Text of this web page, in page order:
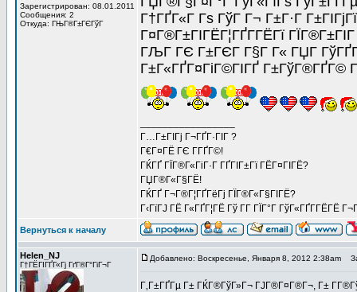
Зарегистрирован: 08.01.2011
Сообщения: 2
Откуда: ГЊГ®Г±ГЄГўГ
Г†ГҐГ«Г Гѕ ГўГ Г¬ Г±Г·Г
Г¤Г®Г±ГІГЁГ¦ГҐГ­ГЁГї
ГЉГ ГЄ Г±ГЄГ Г§Г Г« ГЏГ
Г±Г«ГҐГ¤ГіГ©ГІГҐ Г±ГўГ®ГҐГ©
Г…Г±ГІГј Г¬ГҐГ·ГІГ ?
Г€Г¤ГЁ ГЄ Г­ГҐГ©!
ГЌГҐ ГЇГ®Г«ГіГ·Г ГҐГІГ±Гї ГЁГ¤ГІГЁ?
ГЏГ®Г«Г§ГЁ!
ГЌГҐ Г¬Г®Г¦ГҐГёГј ГЇГ®Г«Г§ГІГЁ?
Г‹ГїГЈ ГЁ Г«ГҐГ¦ГЁ Гў Г­Г ГЇГ°Г ГўГ«ГҐГ­ГЁГЁ
Вернуться к началу
Helen_NJ
Г†ГЁГІГҐГ«Гј ГґГ®Г°ГіГ¬Г
Добавлено: Воскресенье, Января 8, 2012 2:38am
Г‚Г±ГҐГµ Г± ГЌГ®ГўГ»Г¬ ГЈГ®Г¤Г®Г¬, Г±